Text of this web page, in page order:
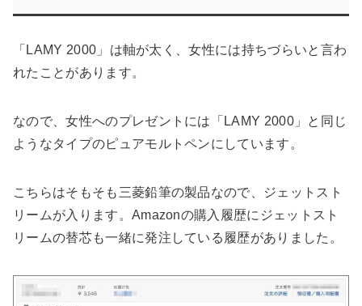
「LAMY 2000」は軸が太く、女性には持ちづらいと言わ
れたことがあります。
なので、女性へのプレゼントには「LAMY 2000」と同じ
ようなタイプのピュアモルトペンにしています。
こちらはそもそも三菱鉛筆の製品なので、ジェットスト
リームが入ります。Amazonの購入履歴にジェットスト
リームの替芯も一緒に発注している履歴がありました。